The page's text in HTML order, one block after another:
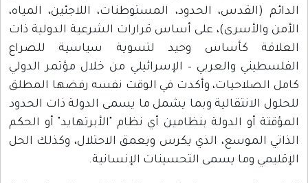
الدائم (القدس، الحدود، المستوطنات، اللاجئين، المياه،
الأمن والأسرى)، على أساس قرارات الشرعية الدولية ذات
العلاقة كأساس وحيد لتسوية سياسية للصراع
الفلسطيني والعربي – الإسرائيلي من خلال مؤتمر الدولي
كامل الصلاحيات، وأكدت في الوقت نفسه رفضها المطلق
للحلول الانتقالية وبما يشمل ما يسمى الدولة ذات الحدود
المؤقتة أو الدولة بنظامين أي نظام "الأبرتهايد" أو الحكم
الذاتي الموسع، الذي يكرس ويعمق الاحتلال، وكذلك الحل
الإقليمي وما يسمى التحسينات الإنسانية.